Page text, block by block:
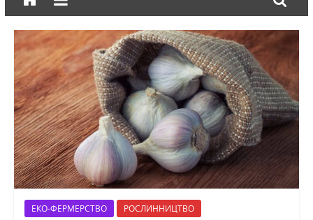
ЕКО-ФЕРМЕРСТВО РОСЛИННИЦТВО